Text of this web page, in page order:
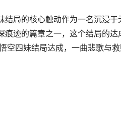
结局的核心触动作为一名沉浸
痕迹的篇章之一，这个结局的
空四妹结局达成，一曲悲歌与